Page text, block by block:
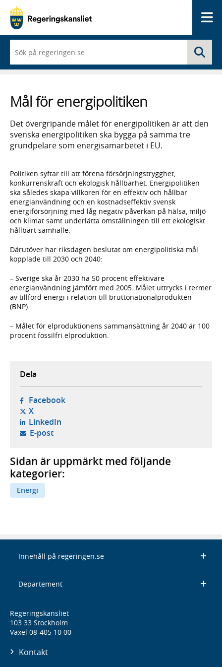
du
börjar
skriva
en
lista
med
sökförslag
Mål för energipolitiken
Det övergripande målet för energipolitiken är att den
svenska energipolitiken ska bygga på samma tre
grundpelare som energisamarbetet i EU.
Politiken syftar till att förena försörjningstrygghet,
konkurrenskraft och ekologisk hållbarhet. Energipolitiken
ska således skapa villkoren för en effektiv och hållbar
energianvändning och en kostnadseffektiv svensk
energiförsörjning med låg negativ påverkan på hälsa, miljö
och klimat samt underlätta omställningen till ett ekologiskt
hållbart samhälle.
Därutöver har riksdagen beslutat om energipolitiska mål
kopplade till 2030 och 2040:
– Sverige ska år 2030 ha 50 procent effektivare
energianvändning jämfört med 2005. Målet uttrycks i termer
av tillförd energi i relation till bruttonationalprodukten
(BNP).
– Målet för elproduktionens sammansättning år 2040 är 100
procent fossilfri elproduktion.
Dela
Facebook- öppnas i ny flik, extern webbplats,
X- öppnas i ny flik, extern webbplats,
LinkedIn- öppnas i ny flik, extern webbplats,
E-post- öppnar din e-postklient,
Sidan är uppmärkt med följande
kategorier:
Energi
Innehåll på regeringen.se
Departement
Regeringskansliet
103 33 Stockholm
Växel 08-405 10 00
Kontakt